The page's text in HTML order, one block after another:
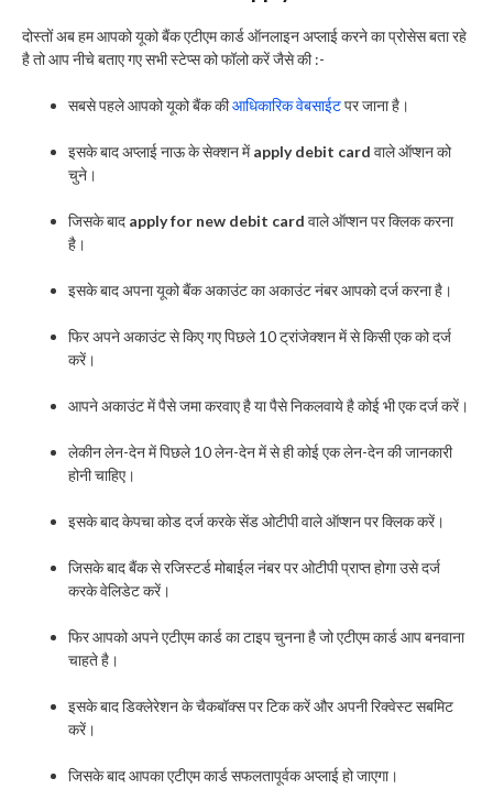
दोस्तों अब हम आपको यूको बैंक एटीएम कार्ड ऑनलाइन अप्लाई करने का प्रोसेस बता रहे
है तो आप नीचे बताए गए सभी स्टेप्स को फॉलो करें जैसे की :-
सबसे पहले आपको यूको बैंक कीआधिकारिक वेबसाईटपर जाना है।
इसके बाद अप्लाई नाऊ के सेक्शन मेंapply debit card वाले ऑप्शन को
चुने।
जिसके बाद apply for new debit card वाले ऑप्शन पर क्लिक करना
है।
इसके बाद अपना यूको बैंक अकाउंट का अकाउंट नंबर आपको दर्ज करना है।
फिर अपने अकाउंट से किए गए पिछले 10 ट्रांजेक्शन में से किसी एक को दर्ज
करें।
आपने अकाउंट में पैसे जमा करवाए है या पैसे निकलवाये है कोई भी एक दर्ज करें।
लेकीन लेन-देन में पिछले 10 लेन-देन में से ही कोई एक लेन-देन की जानकारी
होनी चाहिए।
इसके बाद केपचा कोड दर्ज करके सेंड ओटीपी वाले ऑप्शन पर क्लिक करें।
जिसके बाद बैंक से रजिस्टर्ड मोबाईल नंबर पर ओटीपी प्राप्त होगा उसे दर्ज
करके वेलिडेट करें।
फिर आपको अपने एटीएम कार्ड का टाइप चुनना है जो एटीएम कार्ड आप बनवाना
चाहते है।
इसके बाद डिक्लेरेशन के चैकबॉक्स पर टिक करें और अपनी रिक्वेस्ट सबमिट
करें।
जिसके बाद आपका एटीएम कार्ड सफलतापूर्वक अप्लाई हो जाएगा।